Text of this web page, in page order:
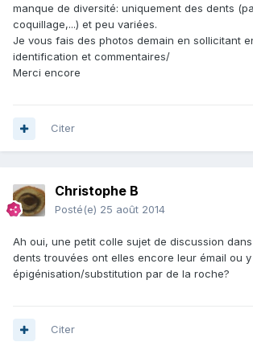
manque de diversité: uniquement des dents
coquillage,...) et peu variées.
Je vous fais des photos demain en sollicitant
identification et commentaires/
Merci encore
Citer
Christophe B
Posté(e) 25 août 2014
Ah oui, une petit colle sujet de discussion
dents trouvées ont elles encore leur émail ou
épigénisation/substitution par de la roche?
Citer